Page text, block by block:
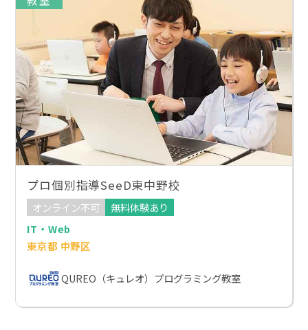
プロ個別指導SeeD東中野校
オンライン不可
無料体験あり
IT・Web
東京都 中野区
QUREO（キュレオ）プログラミング教室